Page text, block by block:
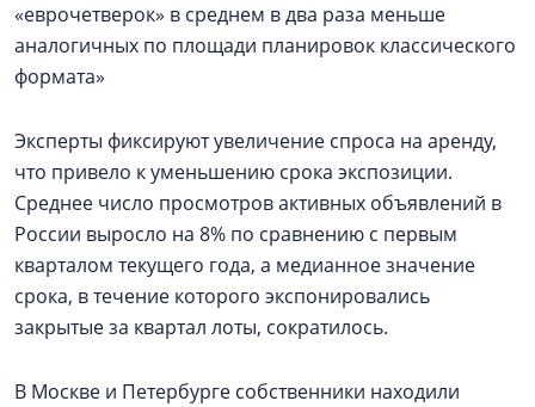
«еврочетверок» в среднем в два раза меньше
аналогичных по площади планировок классического
формата»
Эксперты фиксируют увеличение спроса на аренду,
что привело к уменьшению срока экспозиции.
Среднее число просмотров активных объявлений в
России выросло на 8% по сравнению с первым
кварталом текущего года, а медианное значение
срока, в течение которого экспонировались
закрытые за квартал лоты, сократилось.
В Москве и Петербурге собственники находили